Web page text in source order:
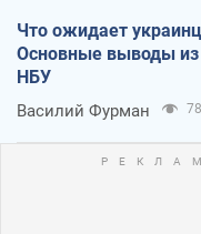
Что ожидает
Основные выводы из
НБУ
Василий Фурман